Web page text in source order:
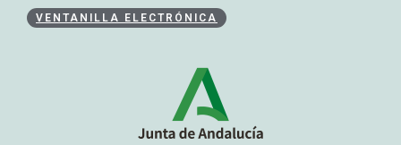
VENTANILLA ELECTRÓNICA